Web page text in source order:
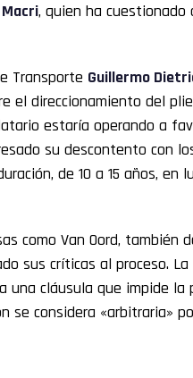
, quien ha
Transporte Guillermo
el direccionamiento del
estaría operando a
su descontento con
de 10 a 15 años, en
como Van Oord, también
sus críticas al proceso.
una cláusula que impide la
se considera «arbitraria»